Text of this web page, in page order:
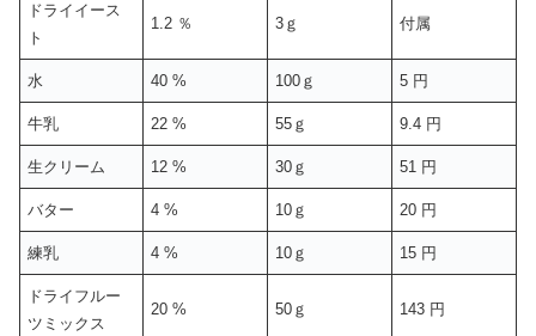
ドライイース
ト
1.2 ％ 3ｇ 付属
水 40 % 100ｇ 5 円
牛乳 22 % 55ｇ 9.4 円
生クリーム 12 % 30ｇ 51 円
バター 4 % 10ｇ 20 円
練乳 4 % 10ｇ 15 円
ドライフルー
ツミックス
20 % 50ｇ 143 円